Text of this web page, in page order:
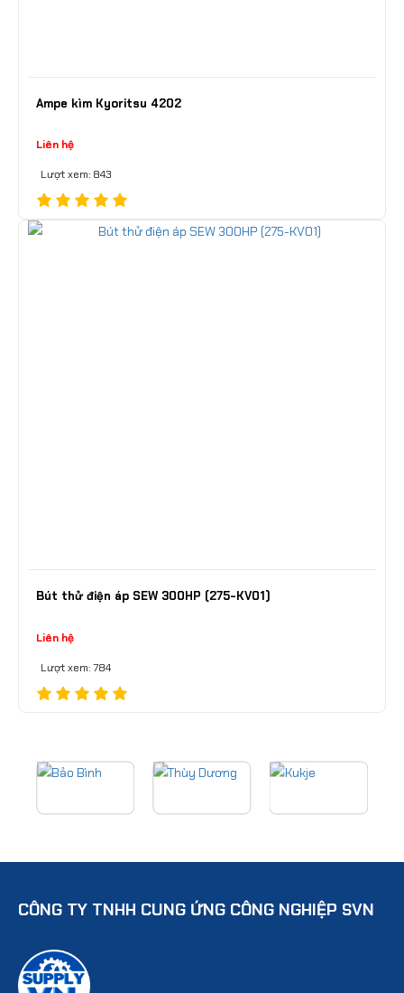
Ampe kìm Kyoritsu 4202
Liên hệ
Lượt xem: 843
Bút thử điện áp SEW 300HP (275-KV01)
Liên hệ
Lượt xem: 784
CÔNG TY TNHH CUNG ỨNG CÔNG NGHIỆP SVN